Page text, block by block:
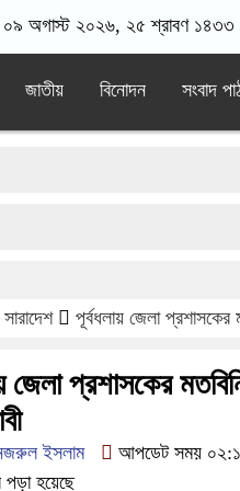
০৯ অগাস্ট ২০২৬, ২৫ শ্রাবণ ১৪৩৩
জাতীয় বিনোদন সংবাদ
সারাদেশ পূর্বধলায় জেলা প্রশাসকের
জেলা প্রশাসকের
ইসলাম
আপডেট সময়
পড়া হয়েছে